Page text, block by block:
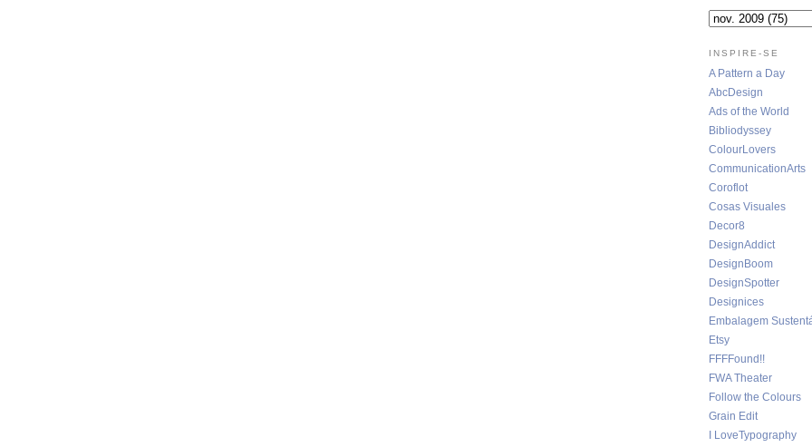
INSPIRE-SE
A Pattern a Day
AbcDesign
Ads of the World
Bibliodyssey
ColourLovers
CommunicationArts
Coroflot
Cosas Visuales
Decor8
DesignAddict
DesignBoom
DesignSpotter
Designices
Embalagem
Etsy
FFFFound!!
FWA Theater
Follow the Colours
Grain Edit
I LoveTypography